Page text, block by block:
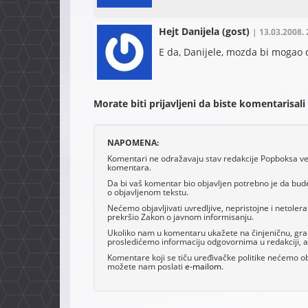
Hejt Danijela(gost) | 13.03.2008.
E da, Danijele, mozda bi
Morate biti prijavljeni da biste
NAPOMENA:
Komentari ne odražavaju stav redakcije Popboksa
komentara.
Da bi vaš komentar bio objavljen potrebno je da
o objavljenom tekstu.
Nećemo objavljivati uvredljive, nepristojne i
prekršio Zakon o javnom informisanju.
Ukoliko nam u komentaru ukažete na činjeničnu,
prosledićemo informaciju odgovornima u redakciji,
Komentare koji se tiču uređivačke politike nećemo
možete nam poslati e-mailom.